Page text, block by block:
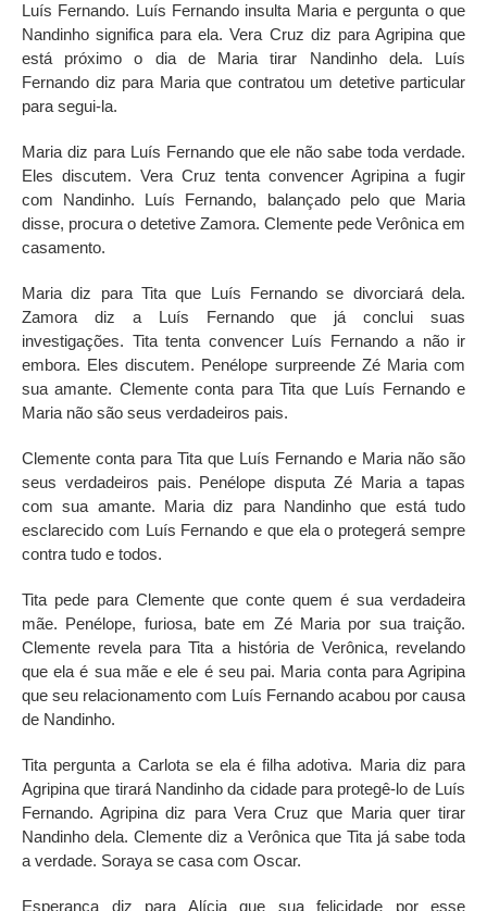
Luís Fernando. Luís Fernando insulta Maria e pergunta o que
Nandinho significa para ela. Vera Cruz diz para Agripina que
está próximo o dia de Maria tirar Nandinho dela. Luís
Fernando diz para Maria que contratou um detetive particular
para segui-la.
Maria diz para Luís Fernando que ele não sabe toda verdade.
Eles discutem. Vera Cruz tenta convencer Agripina a fugir
com Nandinho. Luís Fernando, balançado pelo que Maria
disse, procura o detetive Zamora. Clemente pede Verônica em
casamento.
Maria diz para Tita que Luís Fernando se divorciará dela.
Zamora diz a Luís Fernando que já conclui suas
investigações. Tita tenta convencer Luís Fernando a não ir
embora. Eles discutem. Penélope surpreende Zé Maria com
sua amante. Clemente conta para Tita que Luís Fernando e
Maria não são seus verdadeiros pais.
Clemente conta para Tita que Luís Fernando e Maria não são
seus verdadeiros pais. Penélope disputa Zé Maria a tapas
com sua amante. Maria diz para Nandinho que está tudo
esclarecido com Luís Fernando e que ela o protegerá sempre
contra tudo e todos.
Tita pede para Clemente que conte quem é sua verdadeira
mãe. Penélope, furiosa, bate em Zé Maria por sua traição.
Clemente revela para Tita a história de Verônica, revelando
que ela é sua mãe e ele é seu pai. Maria conta para Agripina
que seu relacionamento com Luís Fernando acabou por causa
de Nandinho.
Tita pergunta a Carlota se ela é filha adotiva. Maria diz para
Agripina que tirará Nandinho da cidade para protegê-lo de Luís
Fernando. Agripina diz para Vera Cruz que Maria quer tirar
Nandinho dela. Clemente diz a Verônica que Tita já sabe toda
a verdade. Soraya se casa com Oscar.
Esperança diz para Alícia que sua felicidade por esse